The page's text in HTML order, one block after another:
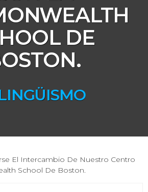
DE
El Intercambio De Nuestro Centro
School De Boston.